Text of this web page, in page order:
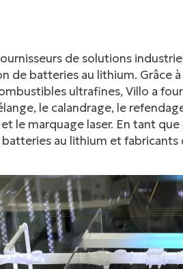
de solutions
de batteries au lithium. Grâce
ultrafines, Villo a
le calandrage, le
le marquage laser. En tant
au lithium et